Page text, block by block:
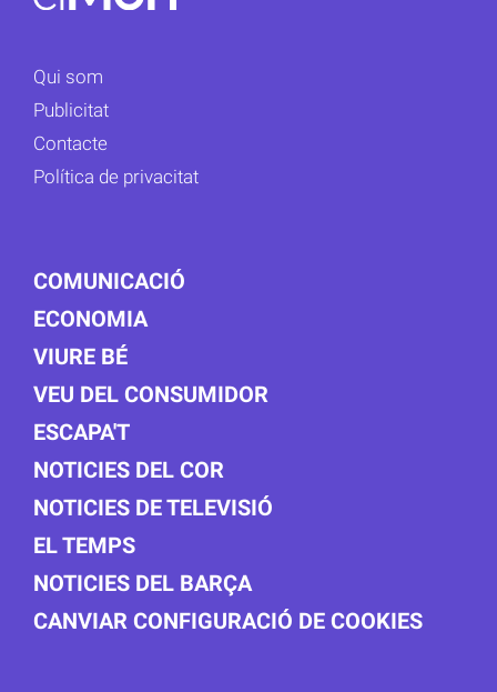
Qui som
Publicitat
Contacte
Política de privacitat
COMUNICACIÓ
ECONOMIA
VIURE BÉ
VEU DEL CONSUMIDOR
ESCAPA'T
NOTICIES DEL COR
NOTICIES DE TELEVISIÓ
EL TEMPS
NOTICIES DEL BARÇA
CANVIAR CONFIGURACIÓ DE COOKIES